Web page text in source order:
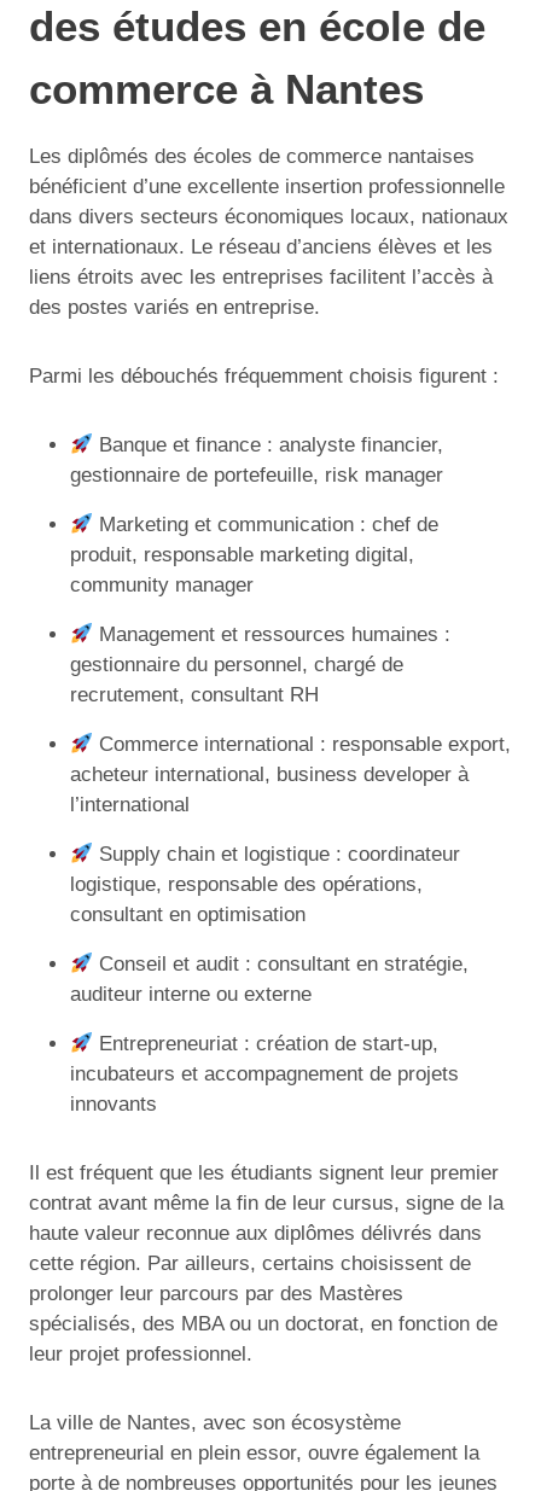
des études en école de
commerce à Nantes
Les diplômés des écoles de commerce nantaises
bénéficient d’une excellente insertion professionnelle
dans divers secteurs économiques locaux, nationaux
et internationaux. Le réseau d’anciens élèves et les
liens étroits avec les entreprises facilitent l’accès à
des postes variés en entreprise.
Parmi les débouchés fréquemment choisis figurent :
Banque et finance : analyste financier,
gestionnaire de portefeuille, risk manager
Marketing et communication : chef de
produit, responsable marketing digital,
community manager
Management et ressources humaines :
gestionnaire du personnel, chargé de
recrutement, consultant RH
Commerce international : responsable export,
acheteur international, business developer à
l’international
Supply chain et logistique : coordinateur
logistique, responsable des opérations,
consultant en optimisation
Conseil et audit : consultant en stratégie,
auditeur interne ou externe
Entrepreneuriat : création de start-up,
incubateurs et accompagnement de projets
innovants
Il est fréquent que les étudiants signent leur premier
contrat avant même la fin de leur cursus, signe de la
haute valeur reconnue aux diplômes délivrés dans
cette région. Par ailleurs, certains choisissent de
prolonger leur parcours par des Mastères
spécialisés, des MBA ou un doctorat, en fonction de
leur projet professionnel.
La ville de Nantes, avec son écosystème
entrepreneurial en plein essor, ouvre également la
porte à de nombreuses opportunités pour les jeunes